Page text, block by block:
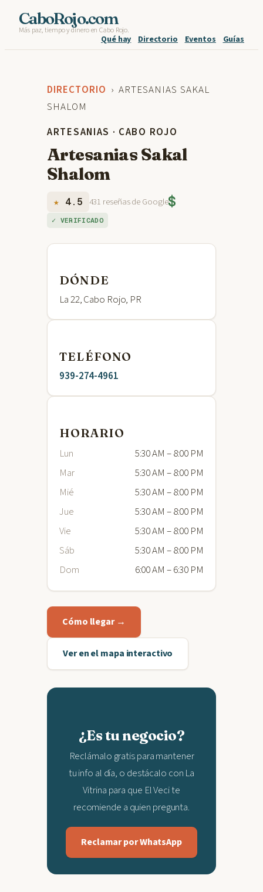
Skip
CaboRojo.com
Más paz, tiempo y dinero en Cabo Rojo.
Qué hay Directorio Eventos Guías
DIRECTORIO › ARTESANIAS SAKAL
SHALOM
ARTESANIAS · CABO ROJO
Artesanias Sakal
Shalom
★ 4.5 431 reseñas de Google$
✓ VERIFICADO
DÓNDE
La 22, Cabo Rojo, PR
TELÉFONO
939-274-4961
HORARIO
Lun
5:30 AM – 8:00 PM
Mar
5:30 AM – 8:00 PM
Mié
5:30 AM – 8:00 PM
Jue
5:30 AM – 8:00 PM
Vie
5:30 AM – 8:00 PM
Sáb
5:30 AM – 8:00 PM
Dom
6:00 AM – 6:30 PM
Cómo llegar →
Ver en el mapa interactivo
¿Es tu negocio?
Reclámalo gratis para mantener
tu info al día, o destácalo con La
Vitrina para que El Veci te
recomiende a quien pregunta.
Reclamar por WhatsApp